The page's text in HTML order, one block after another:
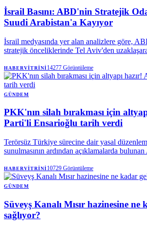
İsrail Basını: ABD'nin Stratejik
Suudi Arabistan'a Kayıyor
İsrail medyasında yer alan analizlere göre,
stratejik önceliklerinde Tel Aviv'den
değişikliğinin en somut delili olduğu
HABERVITRINI14277 Görüntüleme
GÜNDEM
PKK'nın silah bırakması için
Parti'li Ensarioğlu tarih verdi
Terörsüz Türkiye sürecine dair yasal
sunulmasının ardından açıklamalarda
için tüm teknik altyapının hazır olduğunu
tamamen silah bırakılmasına ilişkin öngörülen
HABERVITRINI10729 Görüntüleme
GÜNDEM
Süveyş Kanalı Mısır hazinesine ne
sağlıyor?